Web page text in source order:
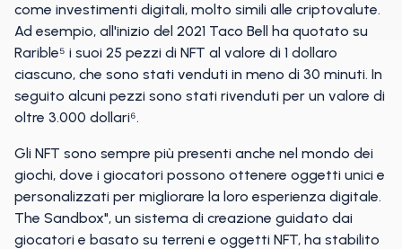
come investimenti digitali, molto simili alle criptovalute.
Ad esempio, all'inizio del 2021 Taco Bell ha quotato su
Rarible⁵ i suoi 25 pezzi di NFT al valore di 1 dollaro
ciascuno, che sono stati venduti in meno di 30 minuti. In
seguito alcuni pezzi sono stati rivenduti per un valore di
oltre 3.000 dollari⁶.
Gli NFT sono sempre più presenti anche nel mondo dei
giochi, dove i giocatori possono ottenere oggetti unici e
personalizzati per migliorare la loro esperienza digitale.
The Sandbox", un sistema di creazione guidato dai
giocatori e basato su terreni e oggetti NFT, ha stabilito